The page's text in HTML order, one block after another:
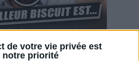
de votre vie privée est
notre priorité
Harrys... Que valent vraiment
ces gâteaux ?